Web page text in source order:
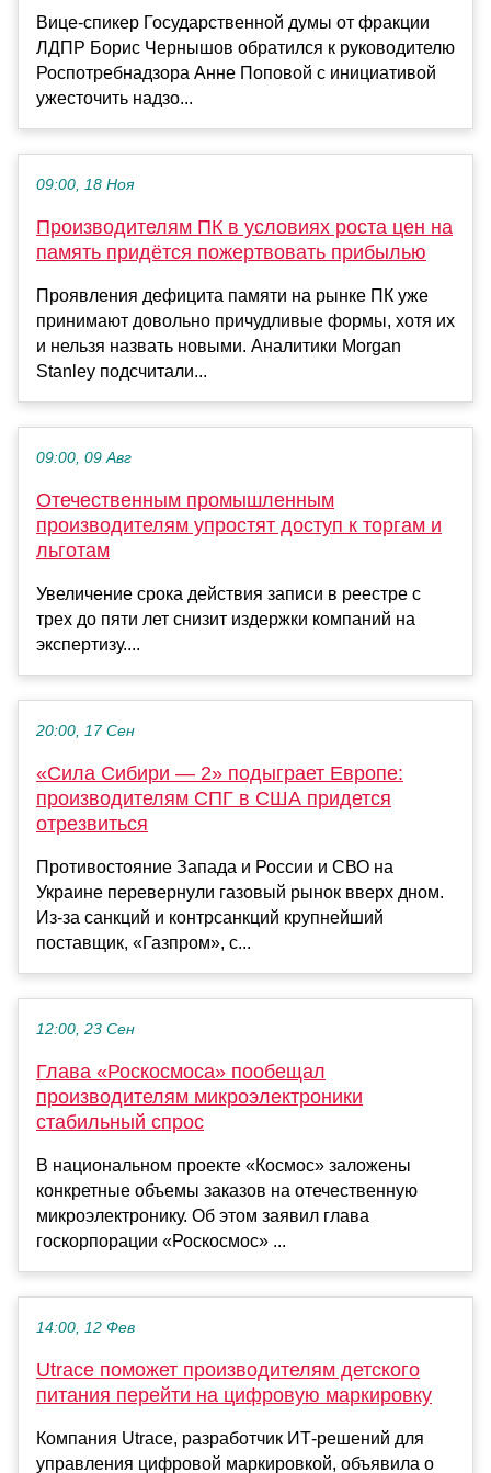
Вице-спикер Государственной думы от фракции
ЛДПР Борис Чернышов обратился к руководителю
Роспотребнадзора Анне Поповой с инициативой
ужесточить надзо...
09:00, 18 Ноя
Производителям ПК в условиях роста цен на
память придётся пожертвовать прибылью
Проявления дефицита памяти на рынке ПК уже
принимают довольно причудливые формы, хотя их
и нельзя назвать новыми. Аналитики Morgan
Stanley подсчитали...
09:00, 09 Авг
Отечественным промышленным
производителям упростят доступ к торгам и
льготам
Увеличение срока действия записи в реестре с
трех до пяти лет снизит издержки компаний на
экспертизу....
20:00, 17 Сен
«Сила Сибири — 2» подыграет Европе:
производителям СПГ в США придется
отрезвиться
Противостояние Запада и России и СВО на
Украине перевернули газовый рынок вверх дном.
Из-за санкций и контрсанкций крупнейший
поставщик, «Газпром», с...
12:00, 23 Сен
Глава «Роскосмоса» пообещал
производителям микроэлектроники
стабильный спрос
В национальном проекте «Космос» заложены
конкретные объемы заказов на отечественную
микроэлектронику. Об этом заявил глава
госкорпорации «Роскосмос» ...
14:00, 12 Фев
Utrace поможет производителям детского
питания перейти на цифровую маркировку
Компания Utrace, разработчик ИТ-решений для
управления цифровой маркировкой, объявила о